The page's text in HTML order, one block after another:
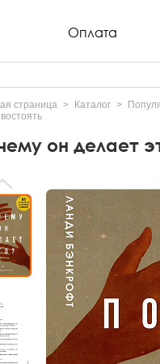
Оплата
страница Каталог
он делает